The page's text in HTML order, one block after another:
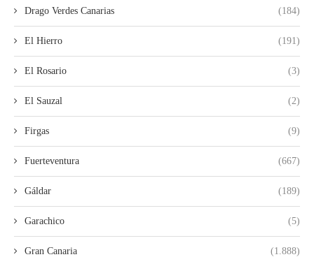
Drago Verdes Canarias (184)
El Hierro (191)
El Rosario (3)
El Sauzal (2)
Firgas (9)
Fuerteventura (667)
Gáldar (189)
Garachico (5)
Gran Canaria (1.888)